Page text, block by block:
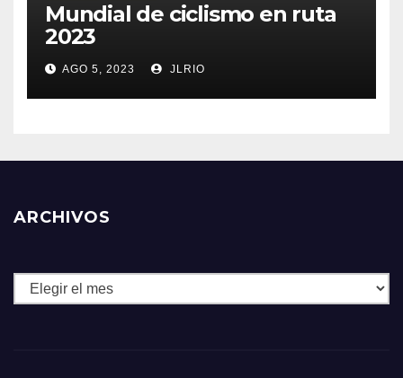
Mundial de ciclismo en ruta
2023
AGO 5, 2023 JLRIO
ARCHIVOS
Archivos